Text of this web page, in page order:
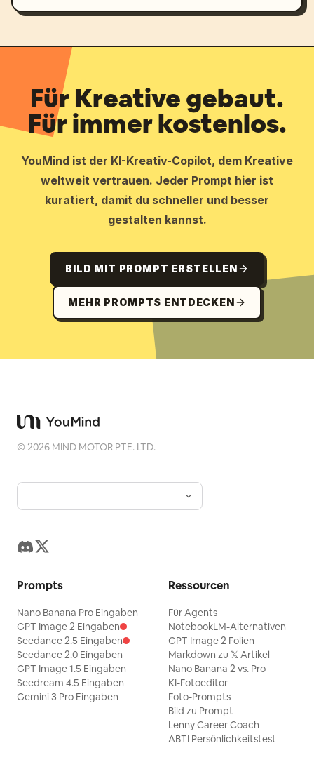
Für Kreative gebaut.
Für immer kostenlos.
YouMind ist der KI-Kreativ-Copilot, dem Kreative
weltweit vertrauen. Jeder Prompt hier ist
kuratiert, damit du schneller und besser
gestalten kannst.
BILD MIT PROMPT ERSTELLEN
MEHR PROMPTS ENTDECKEN
©2026 MIND MOTOR PTE. LTD.
Prompts
Nano Banana Pro Eingaben
GPT Image 2 Eingaben
Seedance 2.5 Eingaben
Seedance 2.0 Eingaben
GPT Image 1.5 Eingaben
Seedream 4.5 Eingaben
Gemini 3 Pro Eingaben
Ressourcen
Für Agents
NotebookLM-Alternativen
GPT Image 2 Folien
Markdown zu 𝕏 Artikel
Nano Banana 2 vs. Pro
KI-Fotoeditor
Foto-Prompts
Bild zu Prompt
Lenny Career Coach
ABTI Persönlichkeitstest